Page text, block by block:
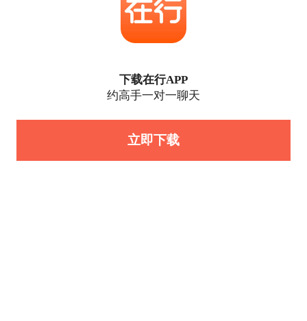
下载在行APP
约高手一对一聊天
立即下载